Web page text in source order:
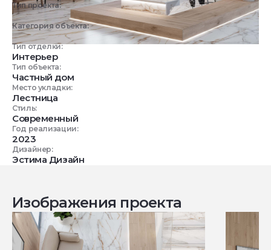
Тип проекта:
3D визуализация
Категория объекта:
Жилые объекты
Тип отделки:
Интерьер
Тип объекта:
Частный дом
Место укладки:
Лестница
Стиль:
Современный
Год реализации:
2023
Дизайнер:
Эстима Дизайн
Изображения проекта